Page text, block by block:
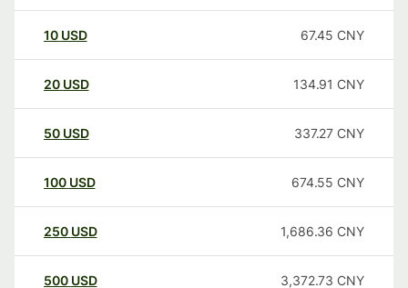
10 USD 67.45 CNY
20 USD 134.91 CNY
50 USD 337.27 CNY
100 USD 674.55 CNY
250 USD 1,686.36 CNY
500 USD 3,372.73 CNY